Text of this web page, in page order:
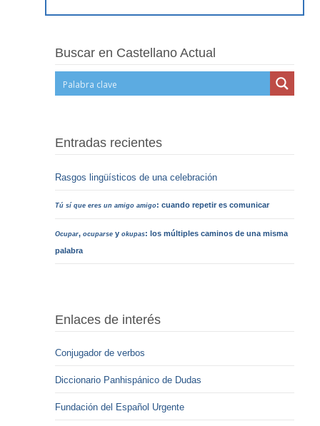
Buscar en Castellano Actual
Entradas recientes
Rasgos lingüísticos de una celebración
Tú sí que eres un amigo amigo: cuando repetir es comunicar
Ocupar,ocuparse yokupas: los múltiples caminos de una misma
palabra
Enlaces de interés
Conjugador de verbos
Diccionario Panhispánico de Dudas
Fundación del Español Urgente